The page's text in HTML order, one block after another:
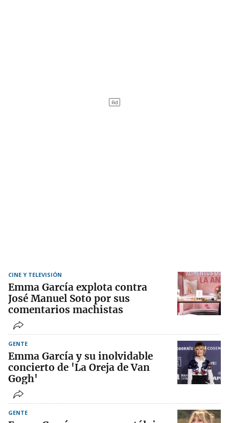
CINE Y TELEVISIÓN
Emma García explota contra
José Manuel Soto por sus
comentarios machistas
GENTE
Emma García y su inolvidable
concierto de 'La Oreja de Van
Gogh'
GENTE